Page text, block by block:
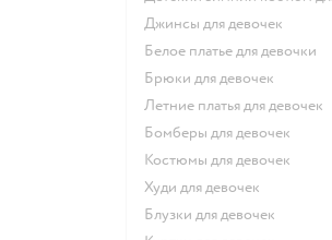
Джинсы для девочек
Белое платье для девочки
Брюки для девочек
Летние платья для девочек
Бомберы для девочек
Костюмы для девочек
Худи для девочек
Блузки для девочек